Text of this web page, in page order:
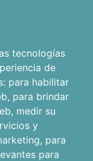
tecnologías
de
para habilitar
, para brindar
, medir su
y
, para
para